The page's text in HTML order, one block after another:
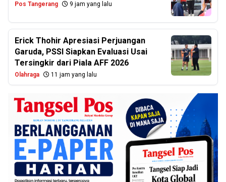
Pos Tangerang 9 jam yang lalu
Erick Thohir Apresiasi Perjuangan
Garuda, PSSI Siapkan Evaluasi Usai
Tersingkir dari Piala AFF 2026
Olahraga 11 jam yang lalu